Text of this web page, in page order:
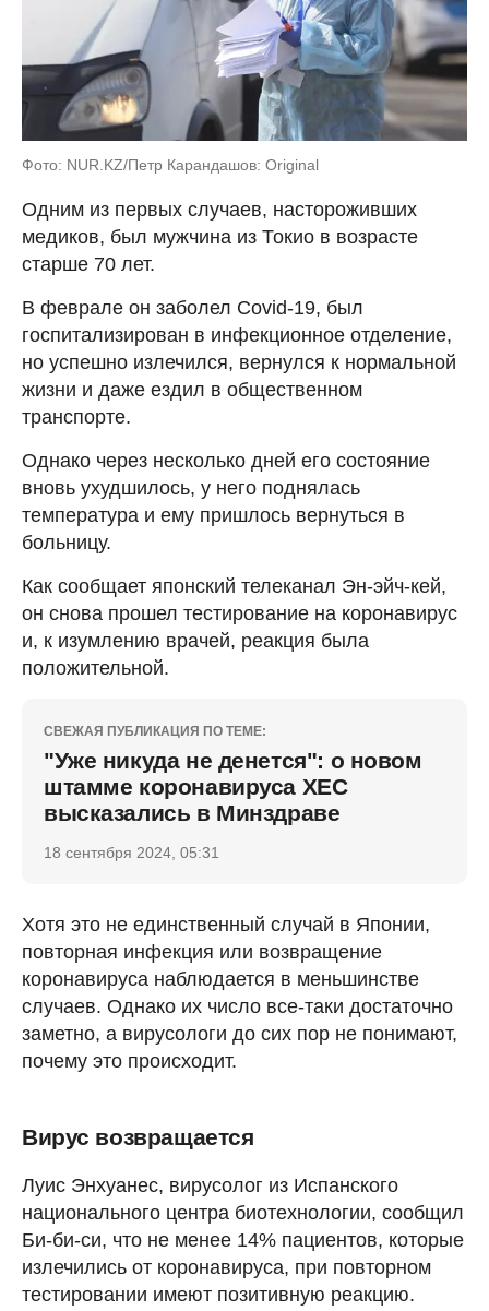
Фото: NUR.KZ/Петр Карандашов: Original
Одним из первых случаев, настороживших
медиков, был мужчина из Токио в возрасте
старше 70 лет.
В феврале он заболел Covid-19, был
госпитализирован в инфекционное отделение,
но успешно излечился, вернулся к нормальной
жизни и даже ездил в общественном
транспорте.
Однако через несколько дней его состояние
вновь ухудшилось, у него поднялась
температура и ему пришлось вернуться в
больницу.
Как сообщает японский телеканал Эн-эйч-кей,
он снова прошел тестирование на коронавирус
и, к изумлению врачей, реакция была
положительной.
СВЕЖАЯ ПУБЛИКАЦИЯ ПО ТЕМЕ:
"Уже никуда не денется": о новом
штамме коронавируса ХЕС
высказались в Минздраве
18 сентября 2024, 05:31
Хотя это не единственный случай в Японии,
повторная инфекция или возвращение
коронавируса наблюдается в меньшинстве
случаев. Однако их число все-таки достаточно
заметно, а вирусологи до сих пор не понимают,
почему это происходит.
Вирус возвращается
Луис Энхуанес, вирусолог из Испанского
национального центра биотехнологии, сообщил
Би-би-си, что не менее 14% пациентов, которые
излечились от коронавируса, при повторном
тестировании имеют позитивную реакцию.